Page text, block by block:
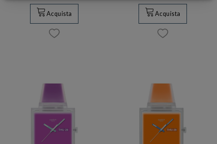
Acquista Acquista